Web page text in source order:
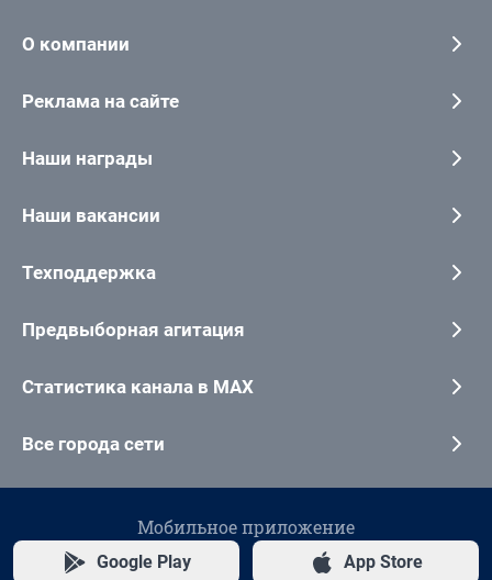
О компании
Реклама на сайте
Наши награды
Наши вакансии
Техподдержка
Предвыборная агитация
Статистика канала в MAX
Все города сети
Мобильное приложение
Google Play App Store